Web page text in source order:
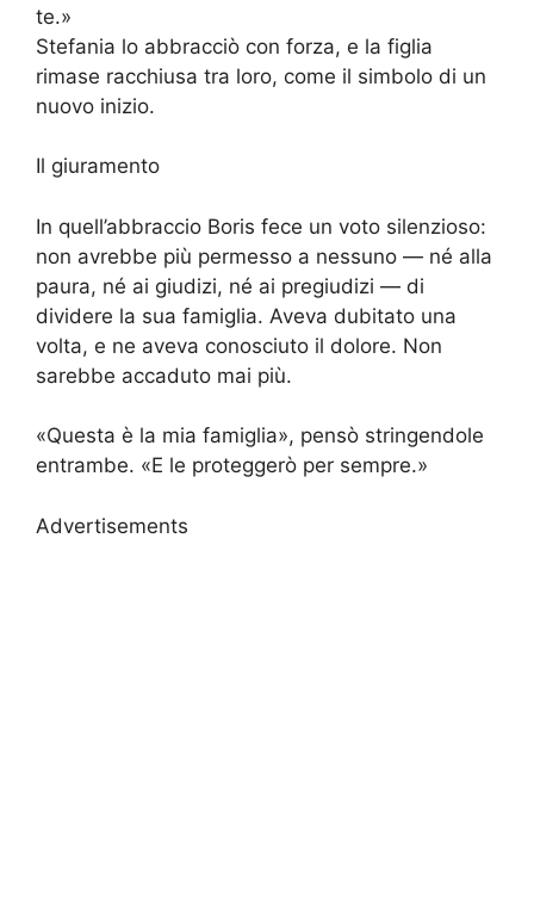
te.»
Stefania lo abbracciò con forza, e la figlia
rimase racchiusa tra loro, come il simbolo di un
nuovo inizio.
Il giuramento
In quell’abbraccio Boris fece un voto silenzioso:
non avrebbe più permesso a nessuno — né alla
paura, né ai giudizi, né ai pregiudizi — di
dividere la sua famiglia. Aveva dubitato una
volta, e ne aveva conosciuto il dolore. Non
sarebbe accaduto mai più.
«Questa è la mia famiglia», pensò stringendole
entrambe. «E le proteggerò per sempre.»
Advertisements